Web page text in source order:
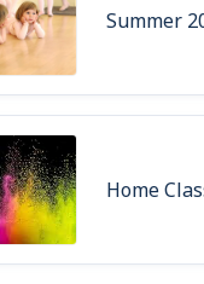
Summer
Home